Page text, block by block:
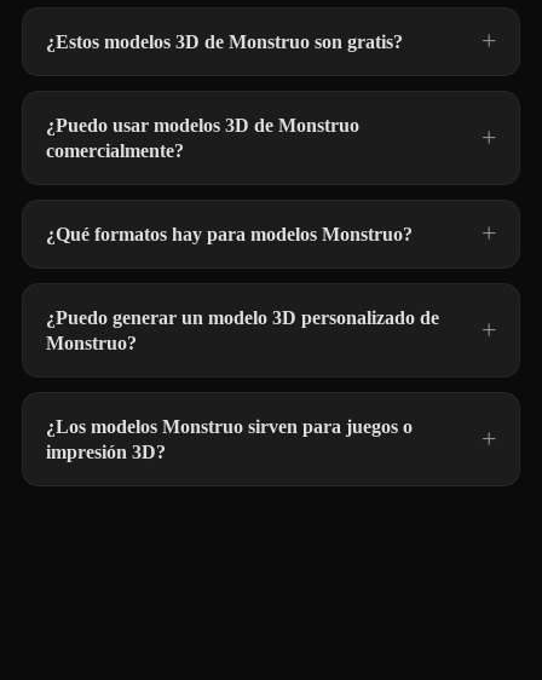
¿Estos modelos 3D de Monstruo son gratis?
¿Puedo usar modelos 3D de Monstruo
comercialmente?
¿Qué formatos hay para modelos Monstruo?
¿Puedo generar un modelo 3D personalizado de
Monstruo?
¿Los modelos Monstruo sirven para juegos o
impresión 3D?